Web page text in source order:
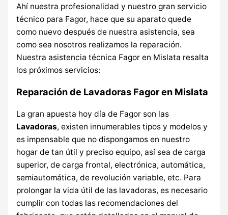
Ahí nuestra profesionalidad y nuestro gran servicio
técnico para Fagor, hace que su aparato quede
como nuevo después de nuestra asistencia, sea
como sea nosotros realizamos la reparación.
Nuestra asistencia técnica Fagor en Mislata resalta
los próximos servicios:
Reparación de Lavadoras Fagor en Mislata
La gran apuesta hoy día de Fagor son las
Lavadoras, existen innumerables tipos y modelos y
es impensable que no dispongamos en nuestro
hogar de tan útil y preciso equipo, así sea de carga
superior, de carga frontal, electrónica, automática,
semiautomática, de revolución variable, etc. Para
prolongar la vida útil de las lavadoras, es necesario
cumplir con todas las recomendaciones del